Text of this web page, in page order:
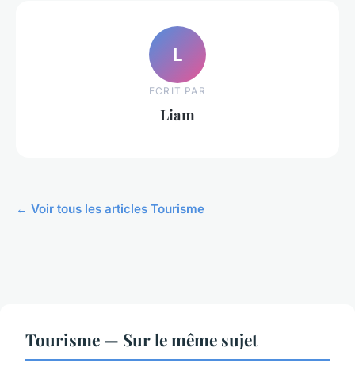
L
ECRIT PAR
Liam
← Voir tous les articles Tourisme
Tourisme — Sur le même sujet